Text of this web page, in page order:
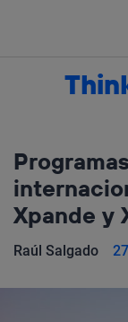
Xpande y
Raúl Salgado